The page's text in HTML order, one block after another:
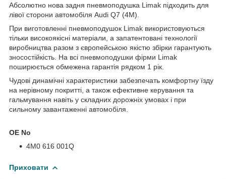
Абсолютно нова задня пневмоподушка Limak підходить для
лівої сторони автомобіля Audi Q7 (4M).
При виготовленні пневмоподушок Limak використовуються
тільки високоякісні матеріали, а запатентовані технології
виробництва разом з європейською якістю збірки гарантують
зносостійкість. На всі пневмоподушки фірми Limak
поширюється обмежена гарантія рядком 1 рік.
Чудові динамічні характеристики забезпечать комфортну їзду
на нерівному покритті, а також ефективне керування та
гальмування навіть у складних дорожніх умовах і при
сильному завантаженні автомобіля.
OE No
4M0 616 001Q
Приховати